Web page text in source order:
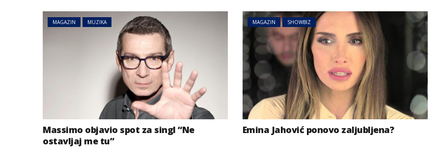
MAGAZIN MUZIKA
Massimo objavio spot za singl “Ne
ostavljaj me tu”
MAGAZIN SHOWBIZ
Emina Jahović ponovo zaljubljena?